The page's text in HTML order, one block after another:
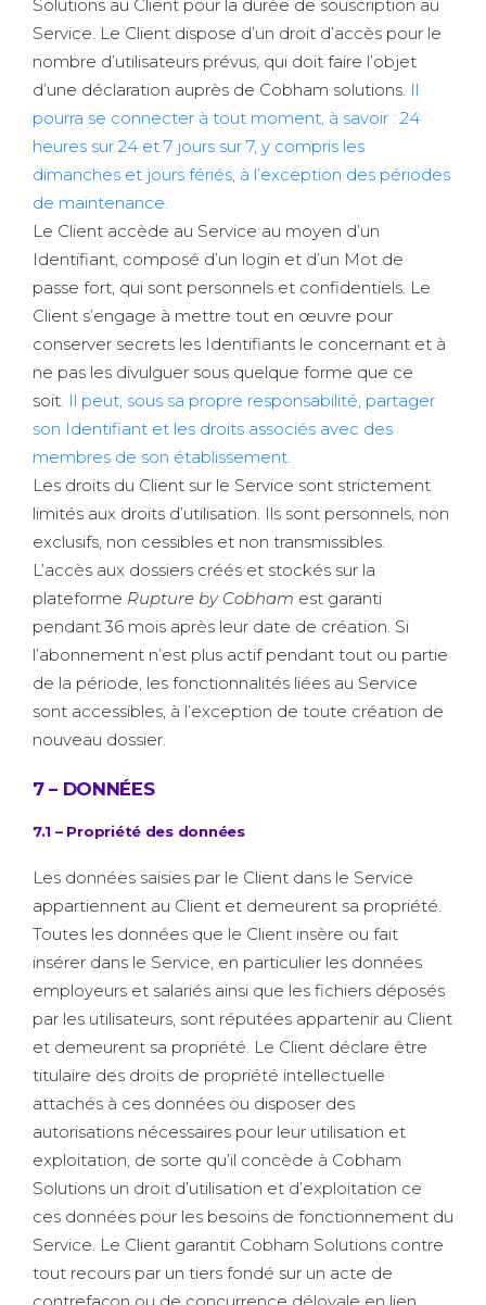
Solutions au Client pour la durée de souscription au
Service. Le Client dispose d’un droit d’accès pour le
nombre d’utilisateurs prévus, qui doit faire l’objet
d’une déclaration auprès de Cobham solutions. Il
pourra se connecter à tout moment, à savoir : 24
heures sur 24 et 7 jours sur 7, y compris les
dimanches et jours fériés, à l’exception des périodes
de maintenance.
Le Client accède au Service au moyen d’un
Identifiant, composé d’un login et d’un Mot de
passe fort, qui sont personnels et confidentiels. Le
Client s’engage à mettre tout en œuvre pour
conserver secrets les Identifiants le concernant et à
ne pas les divulguer sous quelque forme que ce
soit. Il peut, sous sa propre responsabilité, partager
son Identifiant et les droits associés avec des
membres de son établissement.
Les droits du Client sur le Service sont strictement
limités aux droits d’utilisation. Ils sont personnels, non
exclusifs, non cessibles et non transmissibles.
L’accès aux dossiers créés et stockés sur la
plateforme Rupture by Cobham est garanti
pendant 36 mois après leur date de création. Si
l’abonnement n’est plus actif pendant tout ou partie
de la période, les fonctionnalités liées au Service
sont accessibles, à l’exception de toute création de
nouveau dossier.
7 – DONNÉES
7.1 – Propriété des données
Les données saisies par le Client dans le Service
appartiennent au Client et demeurent sa propriété.
Toutes les données que le Client insère ou fait
insérer dans le Service, en particulier les données
employeurs et salariés ainsi que les fichiers déposés
par les utilisateurs, sont réputées appartenir au Client
et demeurent sa propriété. Le Client déclare être
titulaire des droits de propriété intellectuelle
attachés à ces données ou disposer des
autorisations nécessaires pour leur utilisation et
exploitation, de sorte qu’il concède à Cobham
Solutions un droit d’utilisation et d’exploitation ce
ces données pour les besoins de fonctionnement du
Service. Le Client garantit Cobham Solutions contre
tout recours par un tiers fondé sur un acte de